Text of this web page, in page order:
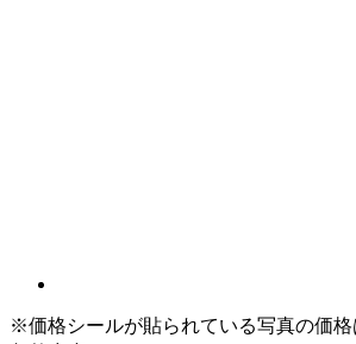
※価格シールが貼られている写真の価格